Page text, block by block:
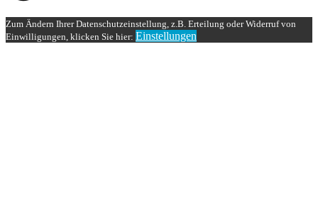
Zum Ändern Ihrer Datenschutzeinstellung, z.B. Erteilung oder Widerruf von
Einwilligungen, klicken Sie hier: Einstellungen